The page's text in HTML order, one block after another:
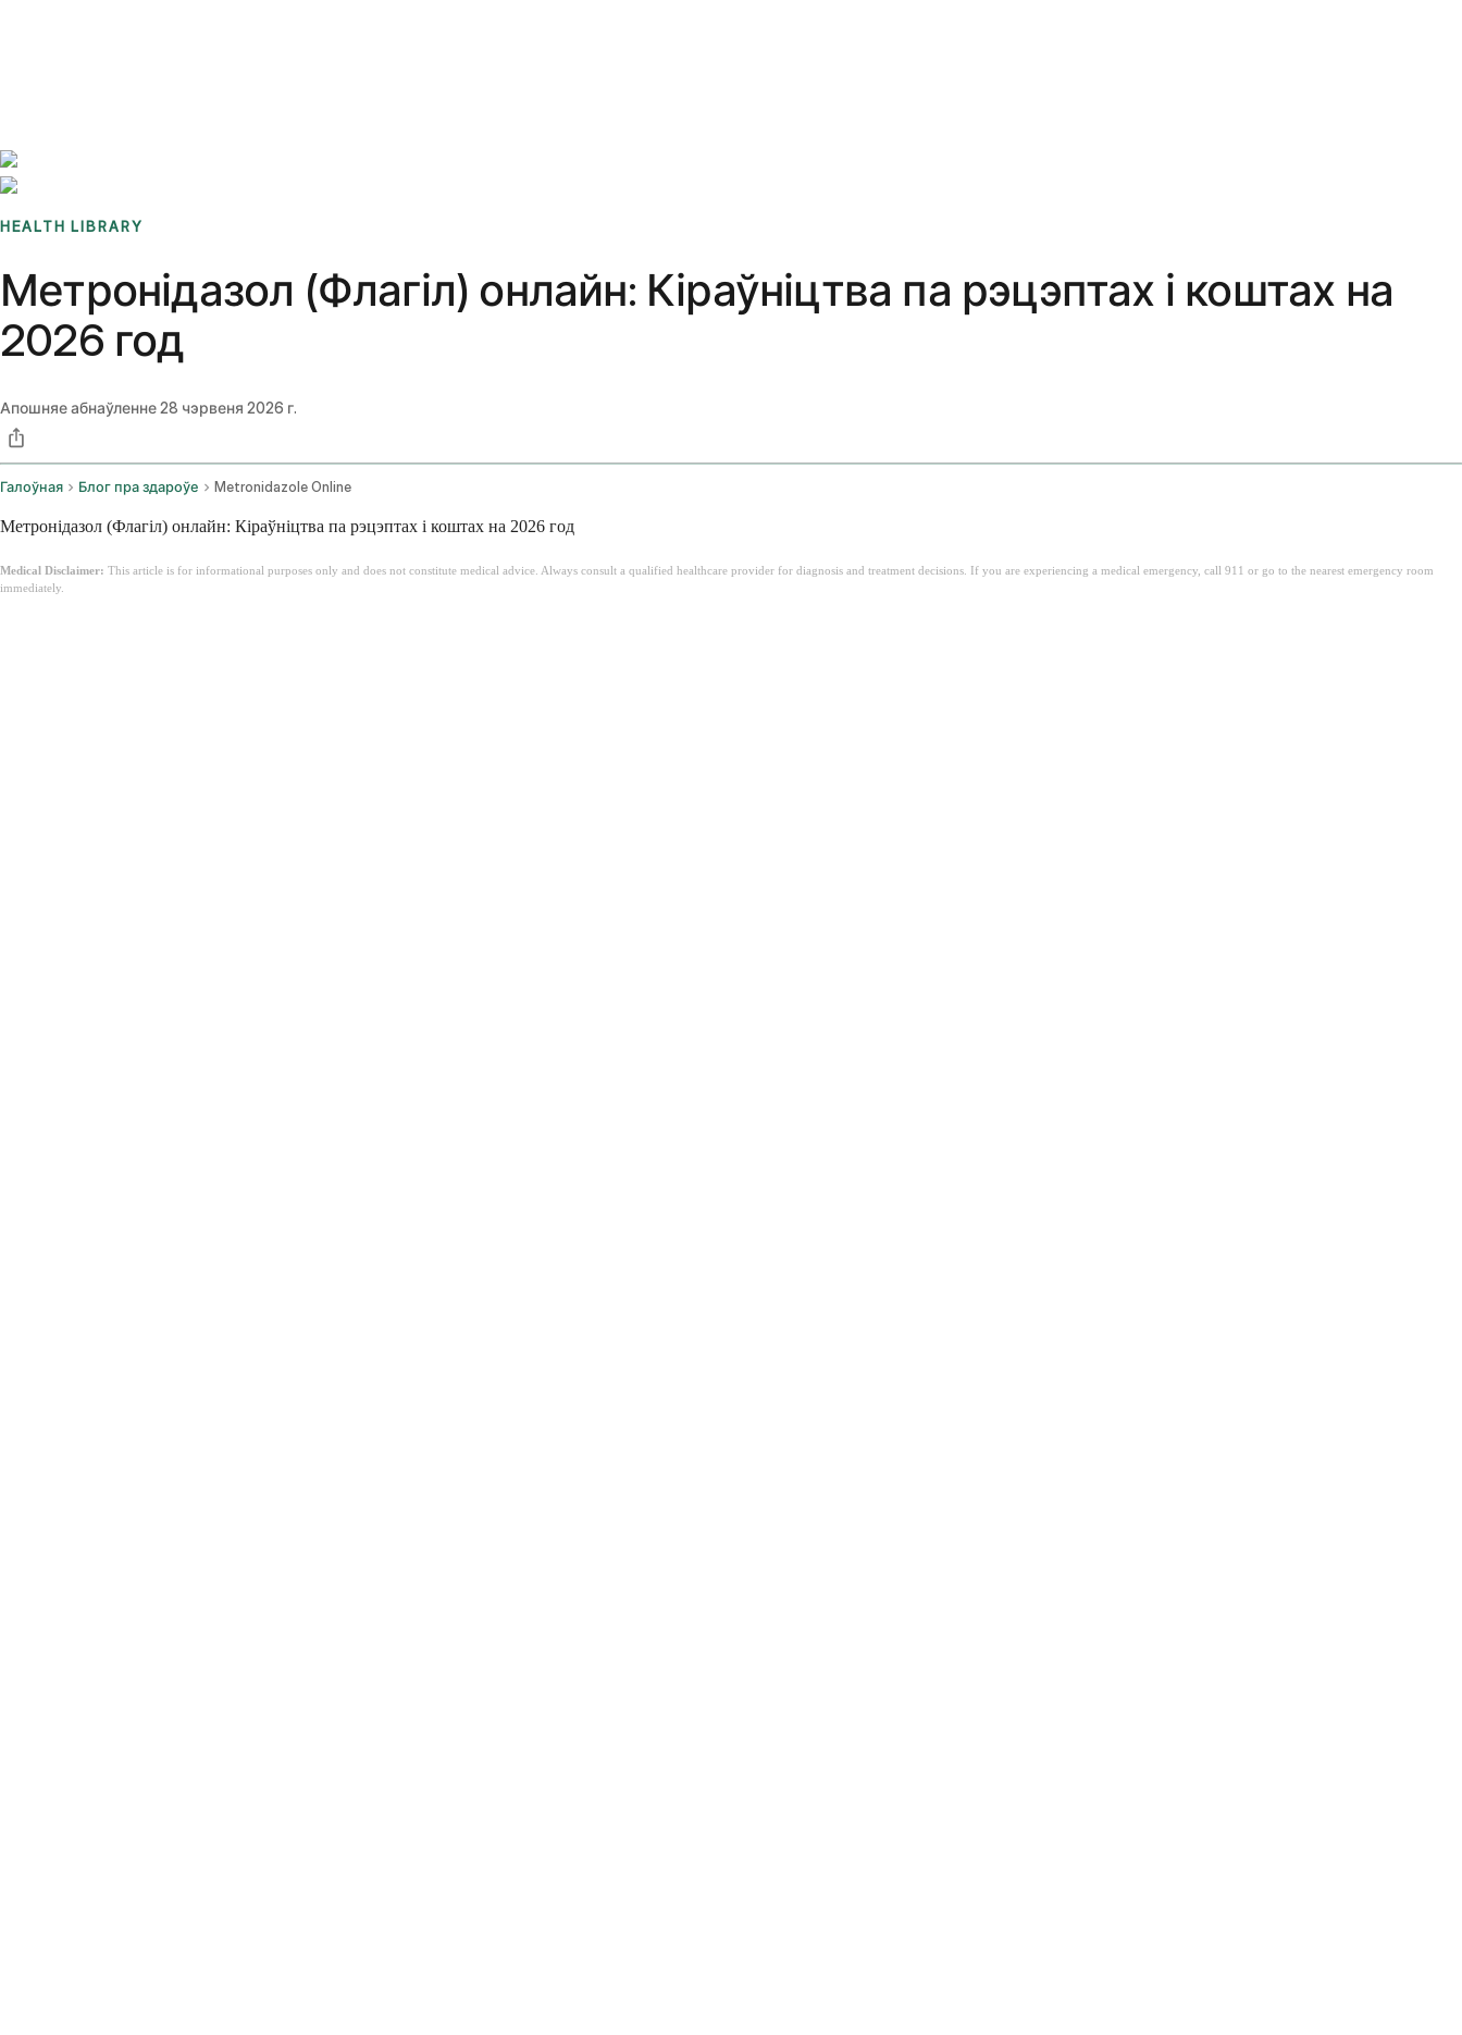
HEALTH LIBRARY
Метронідазол (Флагіл) онлайн: Кіраўніцтва па рэцэптах і коштах на
2026 год
Апошняе абнаўленне28 чэрвеня 2026 г.
Галоўная Блог пра здароўе Metronidazole Online
Метронідазол (Флагіл) онлайн: Кіраўніцтва па рэцэптах і коштах на 2026 год
Medical Disclaimer: This article is for informational purposes only and does not constitute medical advice. Always consult a qualified healthcare provider for diagnosis and treatment decisions. If you are experiencing a medical emergency, call 911 or go to the nearest emergency room
immediately.